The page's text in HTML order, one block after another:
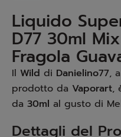
Liquido
D77 30ml
Fragola
Il Wild di Danielino77,
prodotto da Vaporart,
da 30ml al gusto di
Dettagli del